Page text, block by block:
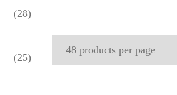
(28)
(25)